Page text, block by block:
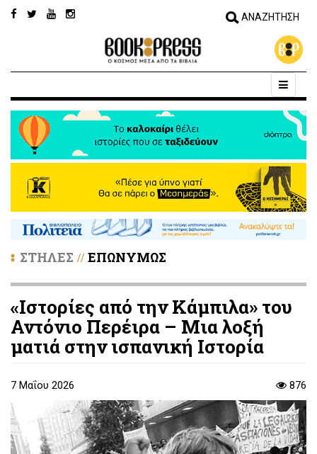
ΣΤΗΛΕΣ // ΕΠΩΝΥΜΩΣ
«Ιστορίες από την Κάμπιλα» του
Αντόνιο Περέιρα – Μια λοξή
ματιά στην ισπανική Ιστορία
7 Μαΐου 2026 876